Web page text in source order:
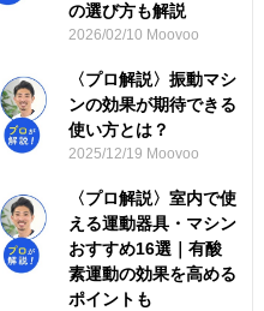
の選び方も解説
2026/02/10 Moovoo
〈プロ解説〉振動マシ
ンの効果が期待できる
使い方とは？
2025/12/19 Moovoo
〈プロ解説〉室内で使
える運動器具・マシン
おすすめ16選｜有酸
素運動の効果を高める
ポイントも